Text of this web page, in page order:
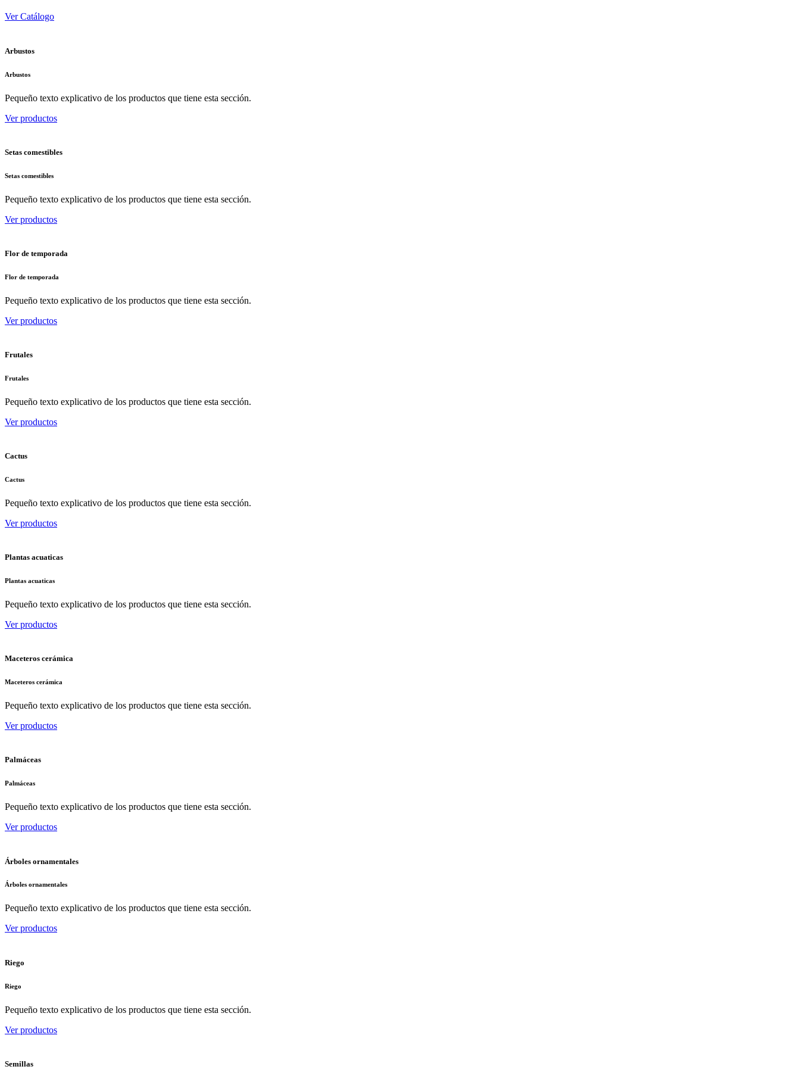
Ver Catálogo
Arbustos
Arbustos
Pequeño texto explicativo de los productos que tiene esta sección.
Ver productos
Setas comestibles
Setas comestibles
Pequeño texto explicativo de los productos que tiene esta sección.
Ver productos
Flor de temporada
Flor de temporada
Pequeño texto explicativo de los productos que tiene esta sección.
Ver productos
Frutales
Frutales
Pequeño texto explicativo de los productos que tiene esta sección.
Ver productos
Cactus
Cactus
Pequeño texto explicativo de los productos que tiene esta sección.
Ver productos
Plantas acuaticas
Plantas acuaticas
Pequeño texto explicativo de los productos que tiene esta sección.
Ver productos
Maceteros cerámica
Maceteros cerámica
Pequeño texto explicativo de los productos que tiene esta sección.
Ver productos
Palmáceas
Palmáceas
Pequeño texto explicativo de los productos que tiene esta sección.
Ver productos
Árboles ornamentales
Árboles ornamentales
Pequeño texto explicativo de los productos que tiene esta sección.
Ver productos
Riego
Riego
Pequeño texto explicativo de los productos que tiene esta sección.
Ver productos
Semillas